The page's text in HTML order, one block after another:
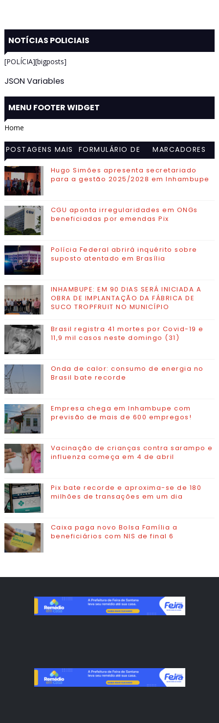
NOTÍCIAS POLICIAIS
[POLÍCIA][bigposts]
JSON Variables
MENU FOOTER WIDGET
Home
POSTAGENS MAIS
VISITADAS
FORMULÁRIO DE
MARCADORES
Hugo Simões apresenta secretariado
para a gestão 2025/2028 em Inhambupe
CGU aponta irregularidades em ONGs
beneficiadas por emendas Pix
Polícia Federal abrirá inquérito sobre
suposto atentado em Brasília
INHAMBUPE: EM 90 DIAS SERÁ INICIADA A
OBRA DE IMPLANTAÇÃO DA FÁBRICA DE
SUCO TROPFRUIT NO MUNICÍPIO
Brasil registra 41 mortes por Covid-19 e
11,9 mil casos neste domingo (31)
Onda de calor: consumo de energia no
Brasil bate recorde
Empresa chega em Inhambupe com
previsão de mais de 600 empregos!
Vacinação de crianças contra sarampo e
influenza começa em 4 de abril
Pix bate recorde e aproxima-se de 180
milhões de transações em um dia
Caixa paga novo Bolsa Família a
beneficiários com NIS de final 6